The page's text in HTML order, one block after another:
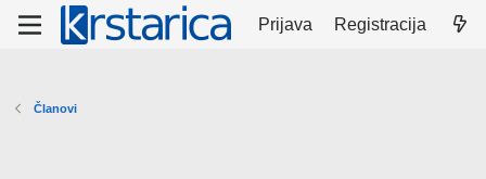
Prijava Registracija
Članovi